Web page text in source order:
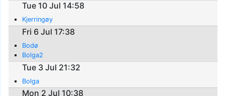
Tue 10 Jul 14:58
Kjerringøy
Fri 6 Jul 17:38
Bodø
Bolga2
Tue 3 Jul 21:32
Bolga
Mon 2 Jul 10:38